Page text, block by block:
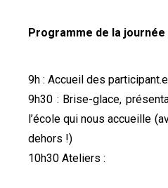
Programme de la journée
9h : Accueil des
9h30 : Brise-glace,
l’école qui nous accueille
dehors !)
10h30 Ateliers :